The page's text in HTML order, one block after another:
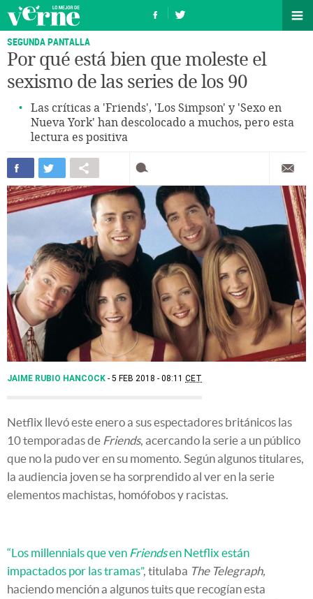
SEGUNDA PANTALLA
Por qué está bien que moleste el
sexismo de las series de los 90
Las críticas a 'Friends', 'Los Simpson' y 'Sexo en
Nueva York' han descolocado a muchos, pero esta
lectura es positiva
JAIME RUBIO HANCOCK 5 FEB 2018 - 08:11 CET
Netflix llevó este enero a sus espectadores británicos las
10 temporadas de Friends, acercando la serie a un público
que no la pudo ver en su momento. Según algunos titulares,
la audiencia joven se ha sorprendido al ver en la serie
elementos machistas, homófobos y racistas.
“Los millennials que ven Friendsen Netflix están
impactados por las tramas”, titulaba The Telegraph,
haciendo mención a algunos tuits que recogían esta